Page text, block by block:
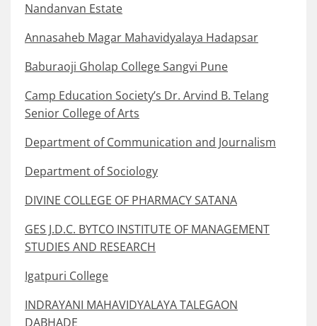
Nandanvan Estate
Annasaheb Magar Mahavidyalaya Hadapsar
Baburaoji Gholap College Sangvi Pune
Camp Education Society’s Dr. Arvind B. Telang
Senior College of Arts
Department of Communication and Journalism
Department of Sociology
DIVINE COLLEGE OF PHARMACY SATANA
GES J.D.C. BYTCO INSTITUTE OF MANAGEMENT
STUDIES AND RESEARCH
Igatpuri College
INDRAYANI MAHAVIDYALAYA TALEGAON
DABHADE